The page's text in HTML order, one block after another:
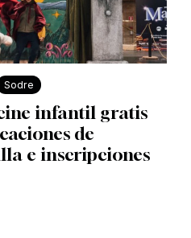
Sodre
infantil gratis
de
e inscripciones